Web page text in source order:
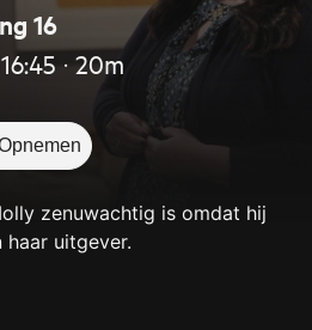
16
‧ 20m
zenuwachtig is omdat hij
uitgever.